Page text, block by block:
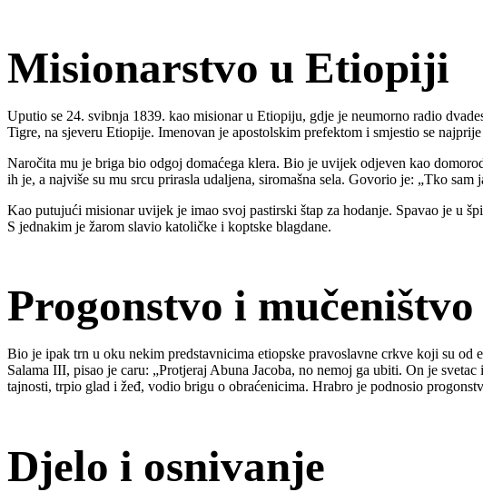
Misionarstvo u Etiopiji
Uputio se 24. svibnja 1839. kao misionar u Etiopiju, gdje je neumorno radio
Tigre, na sjeveru Etiopije. Imenovan je apostolskim prefektom i smjestio se
Naročita mu je briga bio odgoj domaćega klera. Bio je uvijek odjeven kao
ih je, a najviše su mu srcu prirasla udaljena, siromašna sela. Govorio je: „Tko
Kao putujući misionar uvijek je imao svoj pastirski štap za hodanje. Spavao je u
S jednakim je žarom slavio katoličke i koptske blagdane.
Progonstvo i mučeništvo
Bio je ipak trn u oku nekim predstavnicima etiopske pravoslavne crkve koji su
Salama III, pisao je caru: „Protjeraj Abuna Jacoba, no nemoj ga ubiti. On je
tajnosti, trpio glad i žeđ, vodio brigu o obraćenicima. Hrabro je podnosio
Djelo i osnivanje